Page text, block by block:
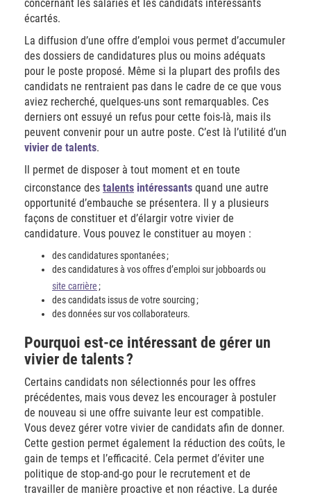
concernant les salariés et les candidats intéressants
écartés.
La diffusion d’une offre d’emploi vous permet d’accumuler
des dossiers de candidatures plus ou moins adéquats
pour le poste proposé. Même si la plupart des profils des
candidats ne rentraient pas dans le cadre de ce que vous
aviez recherché, quelques-uns sont remarquables. Ces
derniers ont essuyé un refus pour cette fois-là, mais ils
peuvent convenir pour un autre poste. C’est là l’utilité d’un
vivier de talents.
Il permet de disposer à tout moment et en toute
circonstance des talents intéressants quand une autre
opportunité d’embauche se présentera. Il y a plusieurs
façons de constituer et d’élargir votre vivier de
candidature. Vous pouvez le constituer au moyen :
des candidatures spontanées ;
des candidatures à vos offres d’emploi sur jobboards ou
site carrière ;
des candidats issus de votre sourcing ;
des données sur vos collaborateurs.
Pourquoi est-ce intéressant de gérer un
vivier de talents ?
Certains candidats non sélectionnés pour les offres
précédentes, mais vous devez les encourager à postuler
de nouveau si une offre suivante leur est compatible.
Vous devez gérer votre vivier de candidats afin de donner.
Cette gestion permet également la réduction des coûts, le
gain de temps et l’efficacité. Cela permet d’éviter une
politique de stop-and-go pour le recrutement et de
travailler de manière proactive et non réactive. La durée